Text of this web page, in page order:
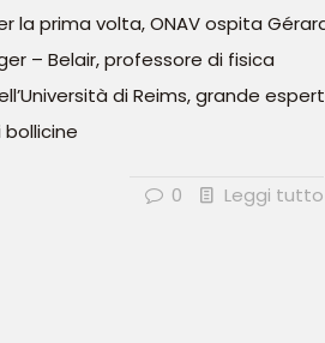
la prima volta, ONAV ospita
– Belair, professore di fisica
di Reims, grande
bollicine
0 Leggi tutto